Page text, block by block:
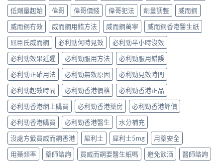
低劑量起始
偉哥 偉哥價錢 偉哥犯法 劑量調整
威而鋼
威而鋼冇效
威而鋼用錯方法 威而鋼萬寧
威而鋼香港醫生紙
屈臣氏威而鋼
必利勁何時見效
必利勁半小時沒效
必利勁效果延遲
必利勁服用方法
必利勁服用錯誤
必利勁正確用法
必利勁無效原因
必利勁見效時間
必利勁起效時間
必利勁香港價格
必利勁香港正品
必利勁香港網上購買
必利勁香港藥房
必利勁香港評價
必利勁香港購買
必利勁香港醫生
水分補充
沒處方籤買威而鋼香港
犀利士 犀利士5mg
用藥安全
用藥頻率
藥師諮詢 買威而鋼要醫生紙嗎 避免飲酒 醫師諮詢